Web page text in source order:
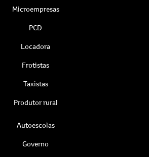
Microempresas
PCD
Locadora
Frotistas
Taxistas
Produtor rural
Autoescolas
Governo